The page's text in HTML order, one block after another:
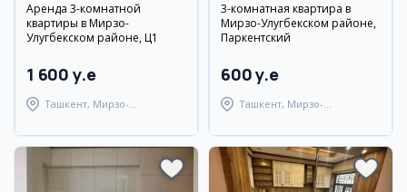
Аренда 3-комнатной
квартиры в Мирзо-
Улугбекском районе, Ц1
1 600 y.e
Ташкент, Мирзо-
3-комнатная квартира в
Мирзо-Улугбекском районе,
Паркентский
600 y.e
Ташкент, Мирзо-